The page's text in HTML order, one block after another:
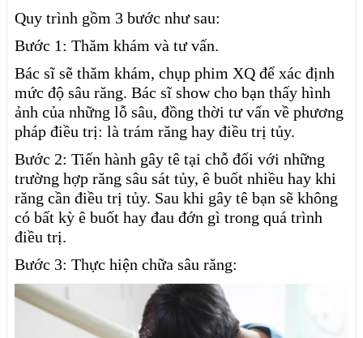
Quy trình gồm 3 bước như sau:
Bước 1: Thăm khám và tư vấn.
Bác sĩ sẽ thăm khám, chụp phim XQ để xác định
mức độ sâu răng. Bác sĩ show cho bạn thấy hình
ảnh của những lỗ sâu, đồng thời tư vấn về phương
pháp điều trị: là trám răng hay điều trị tủy.
Bước 2: Tiến hành gây tê tại chỗ đối với những
trường hợp răng sâu sát tủy, ê buốt nhiều hay khi
răng cần điều trị tủy. Sau khi gây tê bạn sẽ không
có bất kỳ ê buốt hay đau đớn gì trong quá trình
điều trị.
Bước 3: Thực hiện chữa sâu răng: